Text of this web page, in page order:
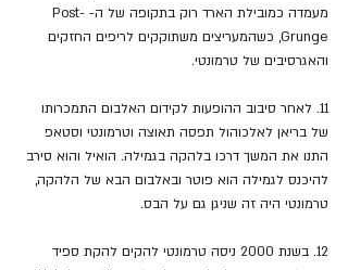
מעמדה כמובילת הארד רוק בתקופה של ה- Post-
Grunge, כשהמעריצים משתוקקים לריפים החזקים
והאגרסיבים של טרמונטי.
11. לאחר סיבוב ההופעות לקידום האלבום התמכרותו
של בריאן לאלכוהול תפסה תאוצה וטרמונטי וסטאפ
התנו את המשך דרכו בלהקה בגמילה. הואיל והוא סירב
להיכנס לגמילה הוא פוטר ובאלבום הבא של הלהקה,
טרמונטי היה זה שניגן גם על הבס.
12. בשנת 2000 ניסה טרמונטי להקים להקת ספיד